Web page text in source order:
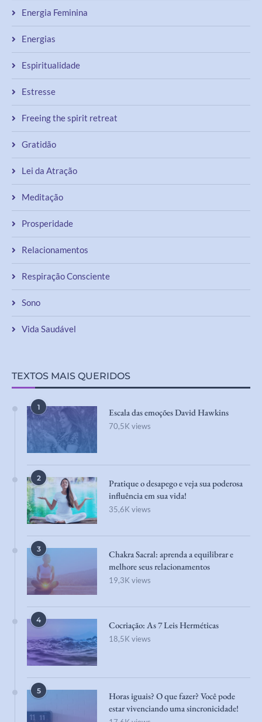
Energia Feminina
Energias
Espiritualidade
Estresse
Freeing the spirit retreat
Gratidão
Lei da Atração
Meditação
Prosperidade
Relacionamentos
Respiração Consciente
Sono
Vida Saudável
TEXTOS MAIS QUERIDOS
1 Escala das emoções David Hawkins
70,5K views
2
Pratique o desapego e veja sua poderosa
influência em sua vida!
35,6K views
3
Chakra Sacral: aprenda a equilibrar e
melhore seus relacionamentos
19,3K views
4 Cocriação: As 7 Leis Herméticas
18,5K views
5
Horas iguais? O que fazer? Você pode
estar vivenciando uma sincronicidade!